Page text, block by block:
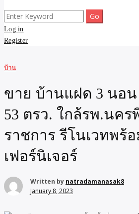
Search
for:
Log in
Register
บ้าน
ขาย บ้านแฝด 3 นอน
53 ตรว. ใกล้รพ.นค
ราชการ รีโนเวทพร้อ
เฟอร์นิเจอร์
Written by natradamanasak8
January 8, 2023